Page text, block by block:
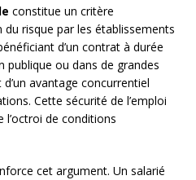
constitue un critère
du risque par les établissements
d’un contrat à durée
ou dans de grandes
avantage concurrentiel
Cette sécurité de l’emploi
de conditions
cet argument. Un salarié